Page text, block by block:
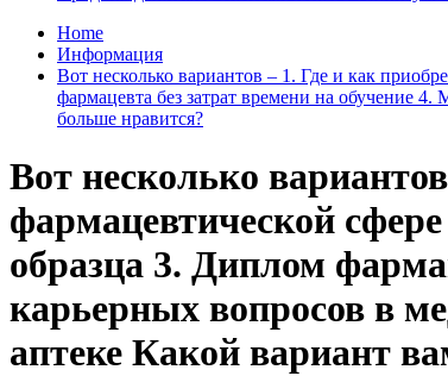
Home
Информация
Вот несколько вариантов – 1. Где и как
фармацевта без затрат времени на обучение
больше нравится?
Вот несколько
фармацевтической
образца 3. Диплом
карьерных вопросов в
аптеке Какой вариант